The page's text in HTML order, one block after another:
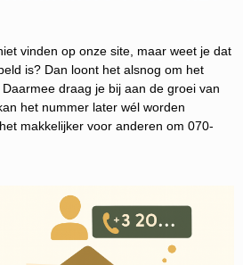
vinden op onze site, maar weet je dat
is? Dan loont het alsnog om het
draag je bij aan de groei van
het nummer later wél worden
makkelijker voor anderen om 070-